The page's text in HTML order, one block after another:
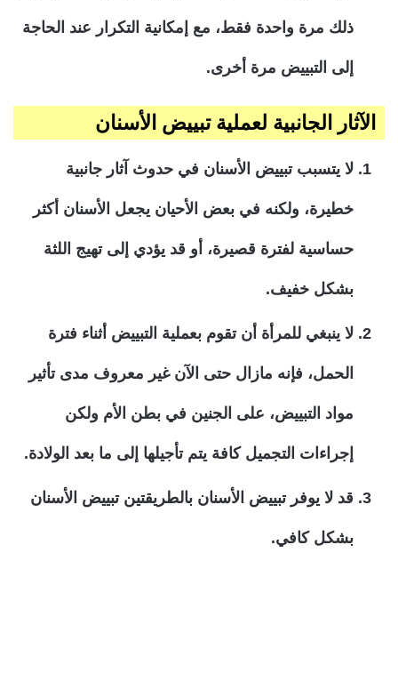
ذلك مرة واحدة فقط، مع إمكانية التكرار عند الحاجة
إلى التبييض مرة أخرى.
الآثار الجانبية لعملية تبييض الأسنان
لا يتسبب تبييض الأسنان في حدوث آثار جانبية
خطيرة، ولكنه في بعض الأحيان يجعل الأسنان أكثر
حساسية لفترة قصيرة، أو قد يؤدي إلى تهيج اللثة
بشكل خفيف.
لا ينبغي للمرأة أن تقوم بعملية التبييض أثناء فترة
الحمل، فإنه مازال حتى الآن غير معروف مدى تأثير
مواد التبييض، على الجنين في بطن الأم ولكن
إجراءات التجميل كافة يتم تأجيلها إلى ما بعد الولادة.
قد لا يوفر تبييض الأسنان بالطريقتين تبييض الأسنان
بشكل كافي.